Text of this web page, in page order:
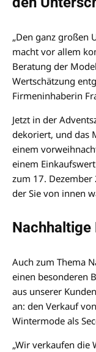
„Den ganz großen
macht vor allem
Beratung der
Wertschätzung
Firmeninhaberin
Jetzt in der
dekoriert, und das
einem
einem
zum 17. Dezember
der Sie von innen
Auch zum Thema
einen besonderen
aus unserer
an: den Verkauf
Wintermode als
„Wir verkaufen die